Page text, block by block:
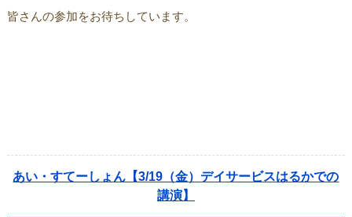
皆さんの参加をお待ちしています。
あい・すてーしょん【3/19（金）デイサービスはるかでの
講演】